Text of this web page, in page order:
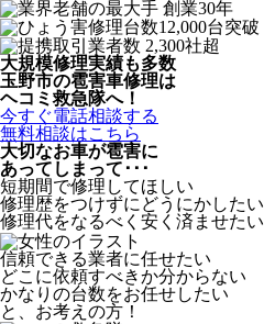
大規模修理実績も多数
玉野市の雹害車修理は
ヘコミ救急隊へ！
今すぐ電話相談する
無料相談はこちら
大切なお車が雹害に
あってしまって･･･
短期間で修理してほしい
修理歴をつけずにどうにかしたい
修理代をなるべく安く済ませたい
信頼できる業者に任せたい
どこに依頼すべきか分からない
かなりの台数をお任せしたい
と、お考えの方！